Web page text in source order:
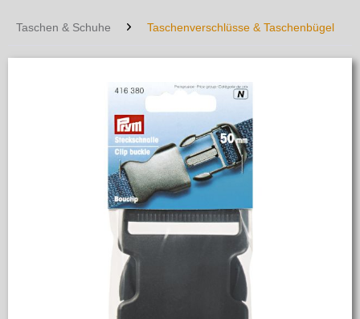
Taschen & Schuhe Taschenverschlüsse & Taschenbügel